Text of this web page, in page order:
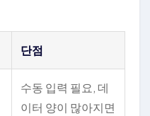
단점
수동 입력 필요, 데
이터 양이 많아지면